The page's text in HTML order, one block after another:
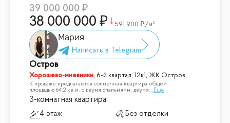
39 000 000
38 000 000 591 900 /м²
Мария
Остров
Хорошево-мневники, 6-й квартал, 12к1, ЖК Остров
К продаже предлагается солнечная квартира общей
площадью 64.2 кв.м. с двумя спальнями, двумя... Ещё
3-комнатная квартира
4 этаж
Без отделки